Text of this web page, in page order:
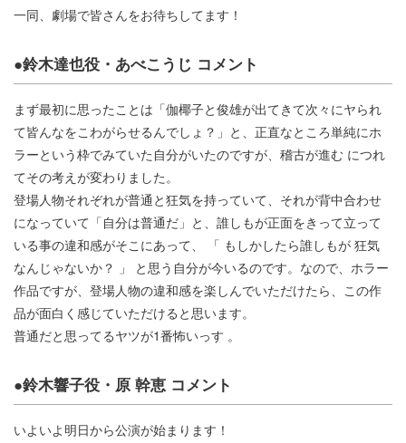
一同、劇場で皆さんをお待ちしてます！
●鈴木達也役・あべこうじ コメント
まず最初に思ったことは「伽椰子と俊雄が出てきて次々にヤられ
て皆んなをこわがらせるんでしょ？」と、正直なところ単純にホ
ラーという枠でみていた自分がいたのですが、稽古が進む につれ
てその考えが変わりました。
登場人物それぞれが普通と狂気を持っていて、それが背中合わせ
になっていて「自分は普通だ」と、誰しもが正面をきって立って
いる事の違和感がそこにあって、 「 もしかしたら誰しもが 狂気
なんじゃないか？ 」 と思う自分が今いるのです。なので、ホラー
作品ですが、登場人物の違和感を楽しんでいただけたら、この作
品が面白く感じていただけると思います。
普通だと思ってるヤツが1番怖いっす 。
●鈴木響子役・原 幹恵 コメント
いよいよ明日から公演が始まります！